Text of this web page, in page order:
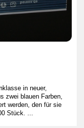
in neuer,
zwei blauen Farben,
werden, den für sie
Stück. ...